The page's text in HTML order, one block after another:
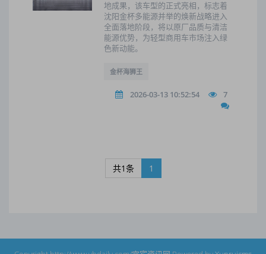
地成果，该车型的正式亮相，标志着
沈阳金杯多能源并举的焕新战略进入
全面落地阶段，将以原厂品质与清洁
能源优势，为轻型商用车市场注入绿
色新动能。
金杯海狮王
2026-03-13 10:52:54 7
共1条 1